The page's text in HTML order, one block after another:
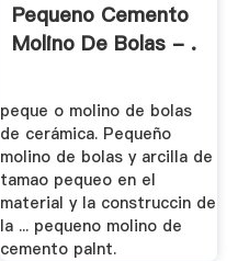
Pequeno Cemento
Molino De Bolas - .
peque o molino de bolas
de cerámica. Pequeño
molino de bolas y arcilla de
tamao pequeo en el
material y la construccin de
la ... pequeno molino de
cemento palnt.